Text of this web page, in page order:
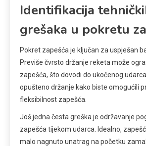
Identifikacija
grešaka u pokretu
Pokret zapešća je ključan za uspješan
Previše čvrsto držanje reketa može
zapešća, što dovodi do ukočenog
opušteno držanje kako biste omogućili
fleksibilnost zapešća.
Još jedna česta greška je održavanje
zapešća tijekom udarca. Idealno,
malo nagnuto unatrag na početku